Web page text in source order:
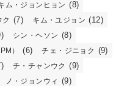
ム・ジョンヒョン (8)
ク (7) キム・ユジョン (12)
シン・ヘソン (8)
） (6) チェ・ジニョク (9)
チ・チャンウク (9)
ノ・ジョンウィ (9)